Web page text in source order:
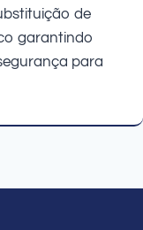
de
garantindo
para